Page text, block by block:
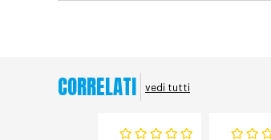
CORRELATI vedi tutti